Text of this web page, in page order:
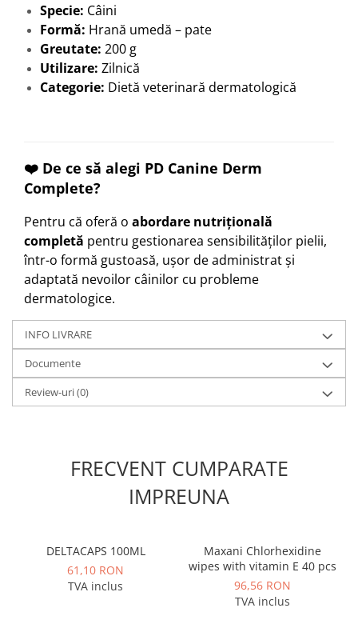
Specie: Câini
Formă: Hrană umedă – pate
Greutate: 200 g
Utilizare: Zilnică
Categorie: Dietă veterinară dermatologică
❤️ De ce să alegi PD Canine Derm
Complete?
Pentru că oferă o abordare nutrițională
completă pentru gestionarea sensibilităților pielii,
într-o formă gustoasă, ușor de administrat și
adaptată nevoilor câinilor cu probleme
dermatologice.
INFO LIVRARE
Documente
Review-uri(0)
FRECVENT CUMPARATE
IMPREUNA
DELTACAPS 100ML
61,10 RON
TVA inclus
Maxani Chlorhexidine
wipes with vitamin E 40 pcs
96,56 RON
TVA inclus